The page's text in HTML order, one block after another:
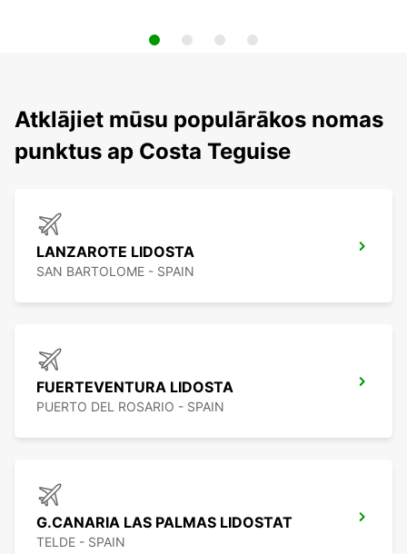
Atklājiet mūsu populārākos nomas
punktus ap Costa Teguise
LANZAROTE LIDOSTA
SAN BARTOLOME - SPAIN
FUERTEVENTURA LIDOSTA
PUERTO DEL ROSARIO - SPAIN
G.CANARIA LAS PALMAS LIDOSTAT
TELDE - SPAIN